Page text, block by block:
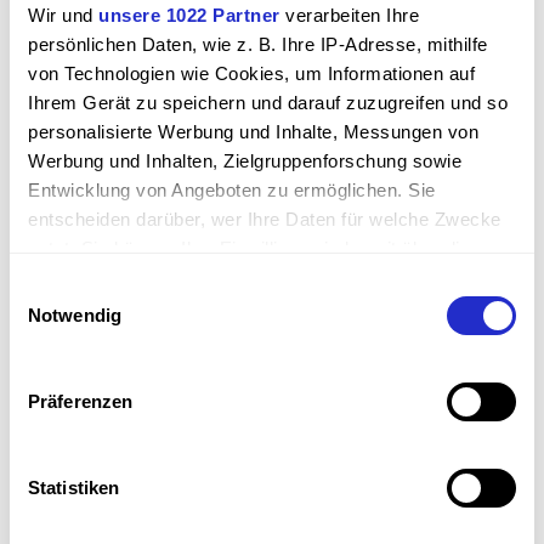
Wir und unsere 1022 Partner verarbeiten Ihre
persönlichen Daten, wie z. B. Ihre IP-Adresse, mithilfe
von Technologien wie Cookies, um Informationen auf
Ihrem Gerät zu speichern und darauf zuzugreifen und so
personalisierte Werbung und Inhalte, Messungen von
Werbung und Inhalten, Zielgruppenforschung sowie
Entwicklung von Angeboten zu ermöglichen. Sie
entscheiden darüber, wer Ihre Daten für welche Zwecke
Trigger Symbol ändern oder widerrufen
Informationen über Ihre geografische Lage erfassen,
welche bis auf einige Meter genau sein können
Merkmalen (Fingerprinting) identifizieren
Notwendig
Präferenzen
Statistiken
570,01€
zzgl. Versand
Anzahl:
Andere Ausführung anfragen
Lieferzeit: vorrätig, meist schnell lieferbar
Produktbilder Schemabilder